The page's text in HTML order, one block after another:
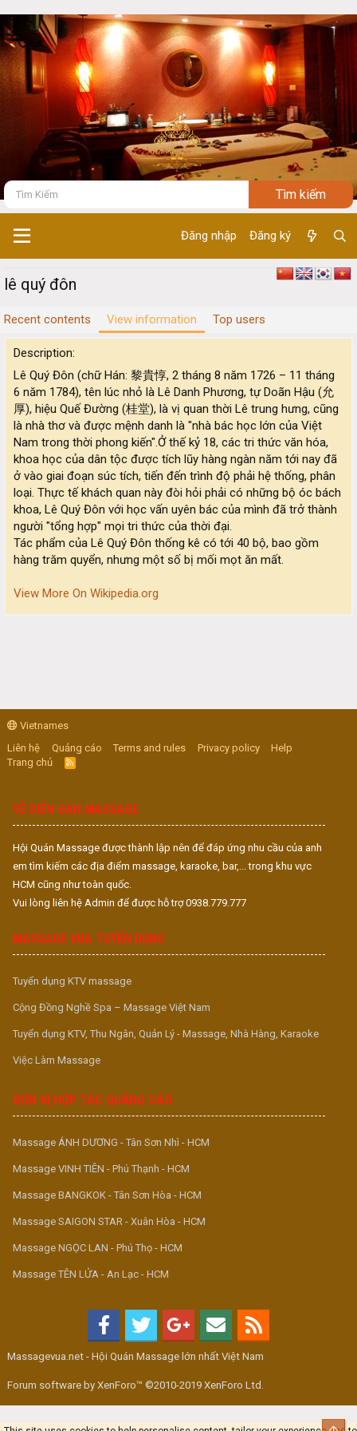
Đăng nhập Đăng ký
lê quý đôn
Recent contents View information Top users
Description
Lê Quý Đôn (chữ Hán: 黎貴惇, 2 tháng 8 năm 1726 – 11 tháng
6 năm 1784), tên lúc nhỏ là Lê Danh Phương, tự Doãn Hậu (允
厚), hiệu Quế Đường (桂堂), là vị quan thời Lê trung hưng, cũng
là nhà thơ và được mệnh danh là "nhà bác học lớn của Việt
Nam trong thời phong kiến".Ở thế kỷ 18, các tri thức văn hóa,
khoa học của dân tộc được tích lũy hàng ngàn năm tới nay đã
ở vào giai đoạn súc tích, tiến đến trình độ phải hệ thống, phân
loại. Thực tế khách quan này đòi hỏi phải có những bộ óc bách
khoa, Lê Quý Đôn với học vấn uyên bác của mình đã trở thành
người "tổng hợp" mọi tri thức của thời đại.
Tác phẩm của Lê Quý Đôn thống kê có tới 40 bộ, bao gồm
hàng trăm quyển, nhưng một số bị mối mọt ăn mất.
View More On Wikipedia.org
Vietnames
Liên hệ
Quảng cáo Terms and rules Privacy policy
Help
Trang chủ
R
S
VỀ DIỄN ĐÀN MASSAGE
Hội Quán Massage được thành lập nên để đáp ứng nhu cầu của anh
em tìm kiếm các địa điểm massage, karaoke, bar,... trong khu vực
HCM cũng như toàn quốc.
Vui lòng liên hệ Admin để được hỗ trợ 0938.779.777
MASSAGE VUA TUYỂN DỤNG
Tuyển dụng KTV massage
Cộng Đồng Nghề Spa – Massage Việt Nam
Tuyển dụng KTV, Thu Ngân, Quản Lý - Massage, Nhà Hàng, Karaoke
Việc Làm Massage
ĐƠN VỊ HỢP TÁC QUẢNG CÁO
Massage ÁNH DƯƠNG - Tân Sơn Nhì - HCM
Massage VINH TIÊN - Phú Thạnh - HCM
Massage BANGKOK - Tân Sơn Hòa - HCM
Massage SAIGON STAR - Xuân Hòa - HCM
Massage NGỌC LAN - Phú Thọ - HCM
Massage TÊN LỬA - An Lạc - HCM
Massagevua.net - Hội Quán Massage lớn nhất Việt Nam
Forum software by XenForo™ ©2010-2019 XenForo Ltd.